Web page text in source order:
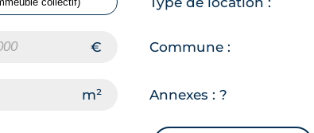
Commune :
Annexes : ?